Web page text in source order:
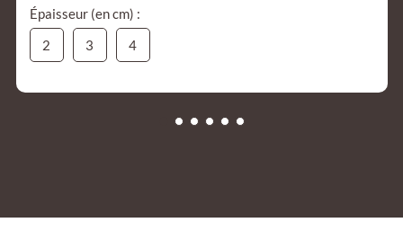
Épaisseur (en cm) :
2
3 4